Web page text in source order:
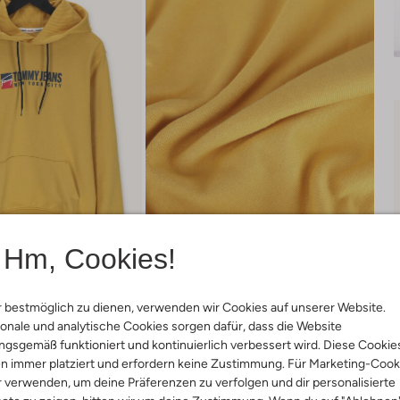
Hm, Cookies!
bestmöglich zu dienen, verwenden wir Cookies auf unserer Website.
und analytische Cookies sorgen dafür, dass die Website
funktioniert und kontinuierlich verbessert wird. Diese
immer platziert und erfordern keine Zustimmung. Für Marketing-
verwenden, um deine Präferenzen zu verfolgen und dir personalisierte
Lieferung & Rückgabe